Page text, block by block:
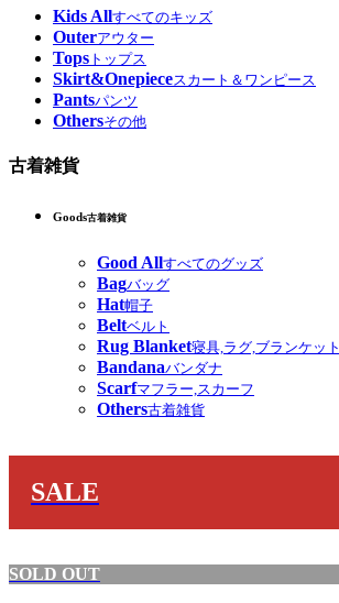
Kids Allすべてのキッズ
Outerアウター
Tops トップス
Skirt&Onepieceスカート＆ワンピース
Pantsパンツ
Othersその他
古着雑貨
Goods古着雑貨
Good Allすべてのグッズ
Bagバッグ
Hat帽子
Beltベルト
Rug Blanket寝具,ラグ,ブランケット
Bandanaバンダナ
Scarfマフラー,スカーフ
Others古着雑貨
SALE
SOLD OUT